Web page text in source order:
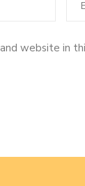
and website in